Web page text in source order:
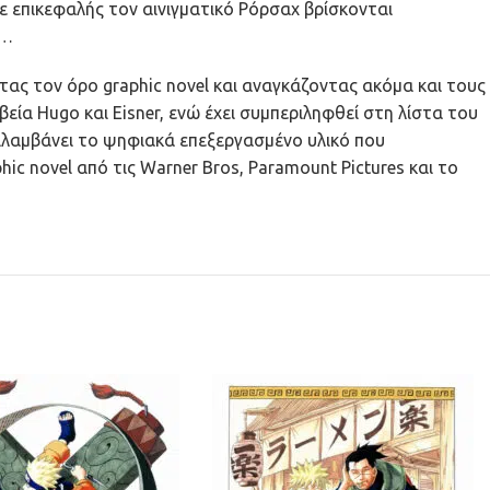
τον αινιγματικό Ρόρσαχ βρίσκονται
τον όρο graphic novel και αναγκάζοντας ακόμα και τους
Hugo και Eisner, ενώ έχει συμπεριληφθεί στη λίστα του
το ψηφιακά επεξεργασμένο υλικό που
novel από τις Warner Bros, Paramount Pictures και το